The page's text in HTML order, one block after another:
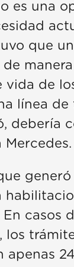
es una
que
vida de
línea de
debería
Mercedes.
generó
casos
los
apenas